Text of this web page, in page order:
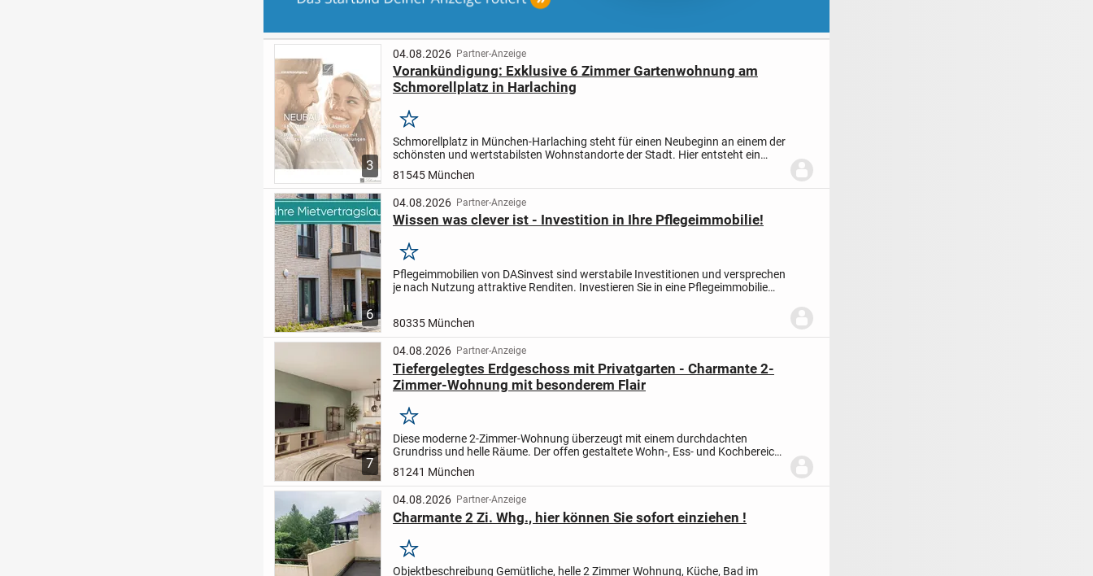
3
04.08.2026 Partner-Anzeige
Vorankündigung: Exklusive 6 Zimmer Gartenwohnung am
Schmorellplatz in Harlaching
Merken
Schmorellplatz in München-Harlaching steht für einen Neubeginn an einem der
schönsten und wertstabilsten Wohnstandorte der Stadt. Hier entsteht ein
elegantes Mehrfamilienhaus mit hochwertig ausgestatt...
81545 München
6
04.08.2026 Partner-Anzeige
Wissen was clever ist - Investition in Ihre Pflegeimmobilie!
Merken
Pflegeimmobilien von DASinvest sind werstabile Investitionen und versprechen
je nach Nutzung attraktive Renditen. Investieren Sie in eine Pflegeimmobilie
80335 München
7
04.08.2026 Partner-Anzeige
Tiefergelegtes Erdgeschoss mit Privatgarten - Charmante 2-
Zimmer-Wohnung mit besonderem Flair
Merken
Diese moderne 2-Zimmer-Wohnung überzeugt mit einem durchdachten
Grundriss und helle Räume. Der offen gestaltete Wohn-, Ess- und Kochbereich
mit Westausrichtung und Terrassenzugang bildet das Herzstück...
81241 München
04.08.2026 Partner-Anzeige
Charmante 2 Zi. Whg., hier können Sie sofort einziehen !
Merken
Objektbeschreibung Gemütliche, helle 2 Zimmer Wohnung, Küche, Bad im